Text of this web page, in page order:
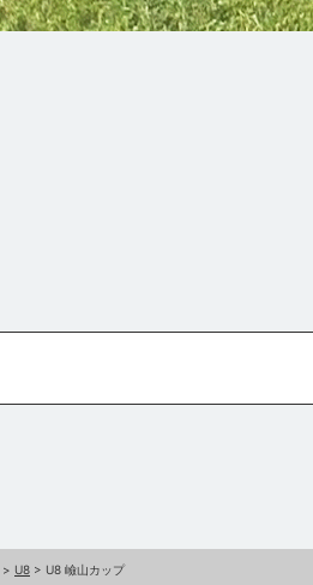
> U8 > U8 嶮山カップ